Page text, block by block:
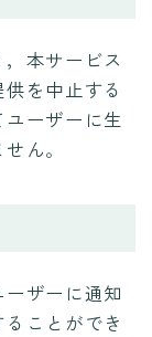
本サービス
を中止する
ーザーに生
ん。
ザーに通知
ことができ